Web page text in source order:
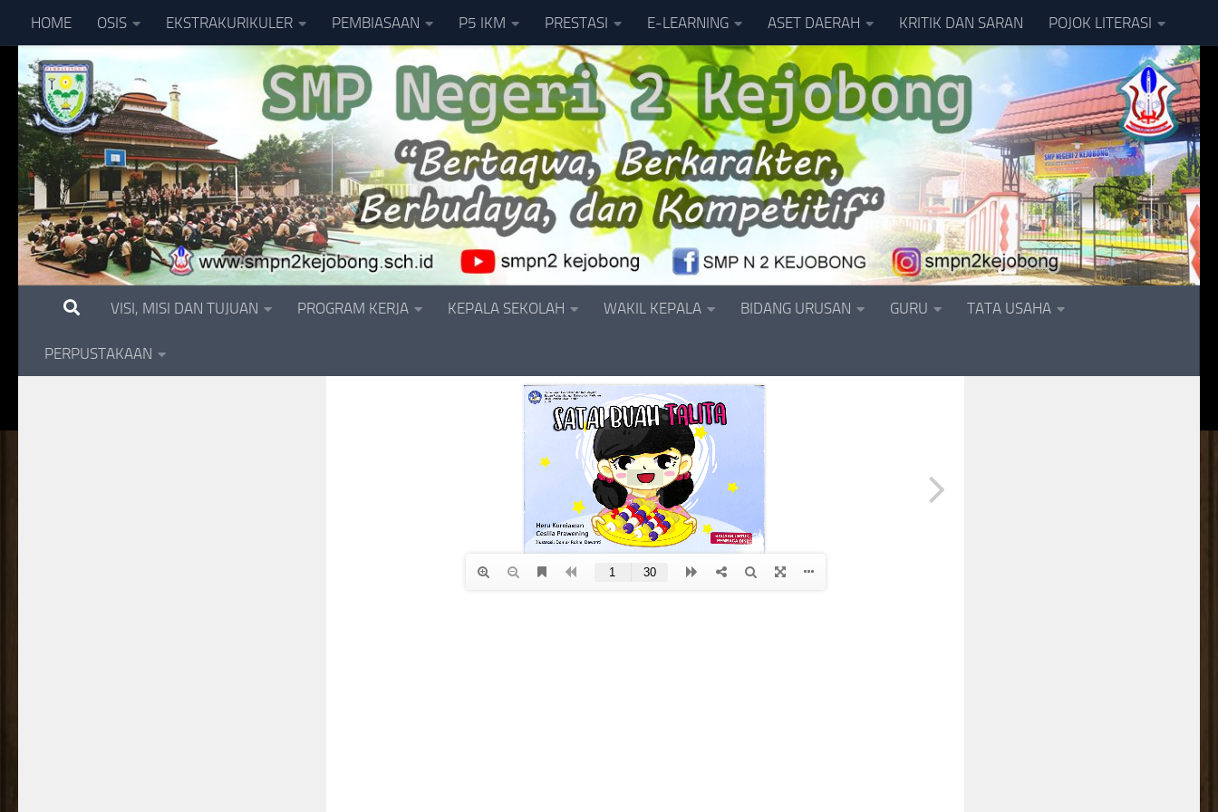
Skip to content
HOME OSIS EKSTRAKURIKULER PEMBIASAAN P5 IKM PRESTASI E-LEARNING ASET DAERAH KRITIK DAN SARAN POJOK LITERASI
VISI, MISI DAN TUJUAN PROGRAM KERJA KEPALA SEKOLAH WAKIL KEPALA BIDANG URUSAN GURU TATA USAHA
PERPUSTAKAAN